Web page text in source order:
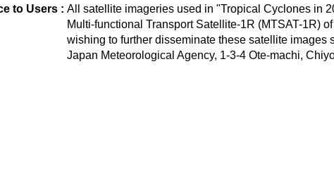
to Users : All satellite imageries used in "Tropical Cyclones in
Multi-functional Transport Satellite-1R (MTSAT-1R)
wishing to further disseminate these satellite images
Japan Meteorological Agency, 1-3-4 Ote-machi,